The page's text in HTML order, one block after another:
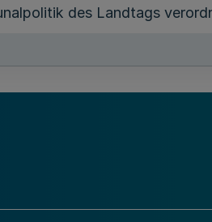
des Landtags